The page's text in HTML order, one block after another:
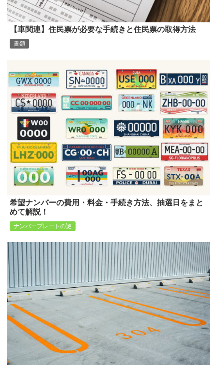
【車関連】住民票が必要な手続きと住民票の取得方法
書類
希望ナンバーの費用・料金・手続き方法、抽選日をまと
めて解説！
ナンバープレートの謎